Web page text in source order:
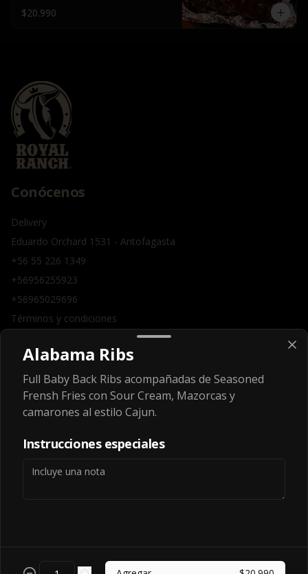
$20.990
Conócenos
Delivery
Eduardo Orchard 1531 - Antofagasta
+56 55 226 1349
+56956255923
+56965029696
Términos y condiciones
Instagram
Facebook
Mi cuenta
Alabama Ribs
Full Baby Back Ribs acompañadas de Seasoned
Frensh Fries con Sour Cream, Mazorcas y
camarones al estilo Cajun.
Instrucciones especiales